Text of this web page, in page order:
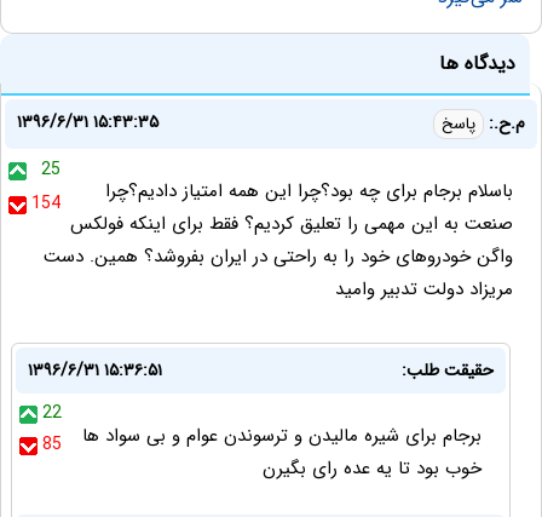
دیدگاه ها
م.ح.: پاسخ
۱۳۹۶/۶/۳۱ ۱۵:۴۳:۳۵
25
154
باسلام برجام برای چه بود؟چرا این همه امتیاز دادیم؟چرا
صنعت به این مهمی را تعلیق کردیم؟ فقط برای اینکه فولکس
واگن خودروهای خود را به راحتی در ایران بفروشد؟ همین. دست
مریزاد دولت تدبیر وامید
حقیقت طلب:
۱۳۹۶/۶/۳۱ ۱۵:۳۶:۵۱
22
85
برجام برای شیره مالیدن و ترسوندن عوام و بی سواد ها
خوب بود تا یه عده رای بگیرن